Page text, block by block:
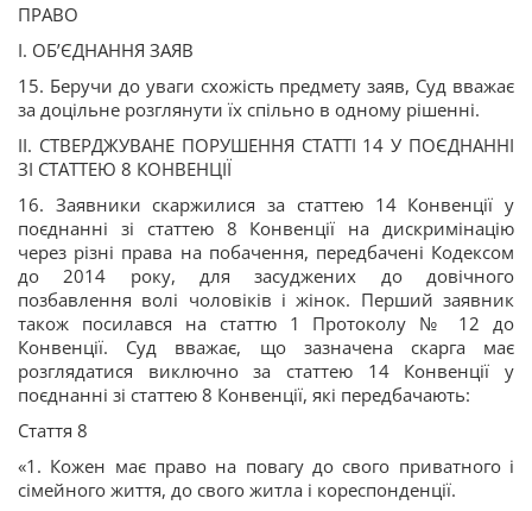
ПРАВО
I. ОБ’ЄДНАННЯ ЗАЯВ
15. Беручи до уваги схожість предмету заяв, Суд вважає
за доцільне розглянути їх спільно в одному рішенні.
II. СТВЕРДЖУВАНЕ ПОРУШЕННЯ СТАТТІ 14 У ПОЄДНАННІ
ЗІ СТАТТЕЮ 8 КОНВЕНЦІЇ
16. Заявники скаржилися за статтею 14 Конвенції у
поєднанні зі статтею 8 Конвенції на дискримінацію
через різні права на побачення, передбачені Кодексом
до 2014 року, для засуджених до довічного
позбавлення волі чоловіків і жінок. Перший заявник
також посилався на статтю 1 Протоколу № 12 до
Конвенції. Суд вважає, що зазначена скарга має
розглядатися виключно за статтею 14 Конвенції у
поєднанні зі статтею 8 Конвенції, які передбачають:
Стаття 8
«1. Кожен має право на повагу до свого приватного і
сімейного життя, до свого житла і кореспонденції.